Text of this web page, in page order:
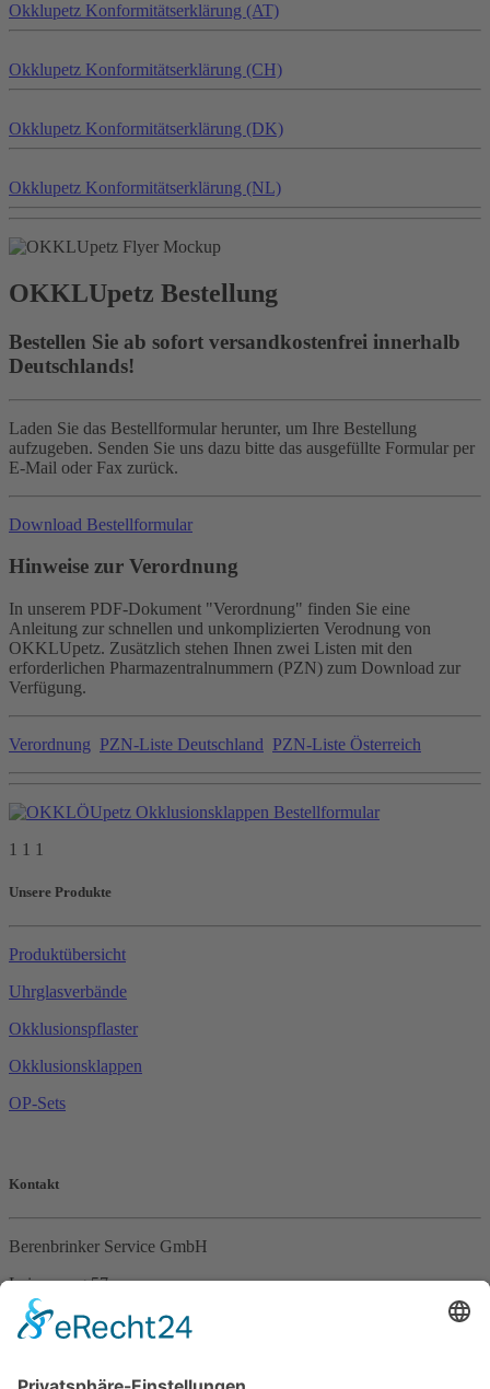
Okklupetz Konformitätserklärung (AT)
Okklupetz Konformitätserklärung (CH)
Okklupetz Konformitätserklärung (DK)
Okklupetz Konformitätserklärung (NL)
OKKLUpetz Bestellung
Bestellen Sie ab sofort versandkostenfrei innerhalb
Deutschlands!
Laden Sie das Bestellformular herunter, um Ihre Bestellung
aufzugeben. Senden Sie uns dazu bitte das ausgefüllte Formular per
E-Mail oder Fax zurück.
Download Bestellformular
Hinweise zur Verordnung
In unserem PDF-Dokument "Verordnung" finden Sie eine
Anleitung zur schnellen und unkomplizierten Verodnung von
OKKLUpetz. Zusätzlich stehen Ihnen zwei Listen mit den
erforderlichen Pharmazentralnummern (PZN) zum Download zur
Verfügung.
Verordnung PZN-Liste Deutschland PZN-Liste Österreich
1 1 1
Unsere Produkte
Produktübersicht
Uhrglasverbände
Okklusionspflaster
Okklusionsklappen
OP-Sets
Kontakt
Berenbrinker Service GmbH
Leinenweg 57
33415 Verl